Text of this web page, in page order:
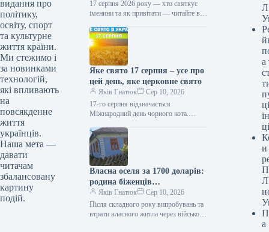
видання про
політику,
освіту, спорт
та культурне
життя країни.
Ми стежимо і
за новинками
технологій,
які впливають
на
повсякденне
життя
українців.
Наша мета —
давати
читачам
збалансовану
картину
подій.
17 серпня 2026 року — хто святкує
іменини та як привітати — читайте в
Яке свято 17 серпня – усе про
цей день, яке церковне свято
Яків Гнатюк
Сер 10, 2026
17-го серпня відзначається
Міжнародний день чорного кота.
мученика Мирона. До кінця року
залишається 141 день. Яке свято
17 серпня…
Власна оселя за 1700 доларів:
родина біженців
продемонструвала будинок,
який вони купили на Одещині
Яків Гнатюк
Сер 10, 2026
Після складного року випробувань та
втрати власного житла через військові
Л
а
ці
и
а